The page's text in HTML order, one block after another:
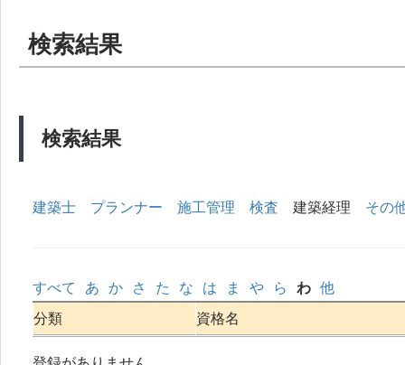
検索結果
検索結果
建築士 プランナー 施工管理 検査 建築経理 その
すべて あ か さ た な は ま や ら わ 他
分類
資格名